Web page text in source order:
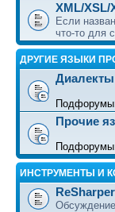
XML/XSL/
Если
что-то для
ДРУГИЕ ЯЗЫКИ
Прочие
ИНСТРУМЕНТЫ И
ReSharper